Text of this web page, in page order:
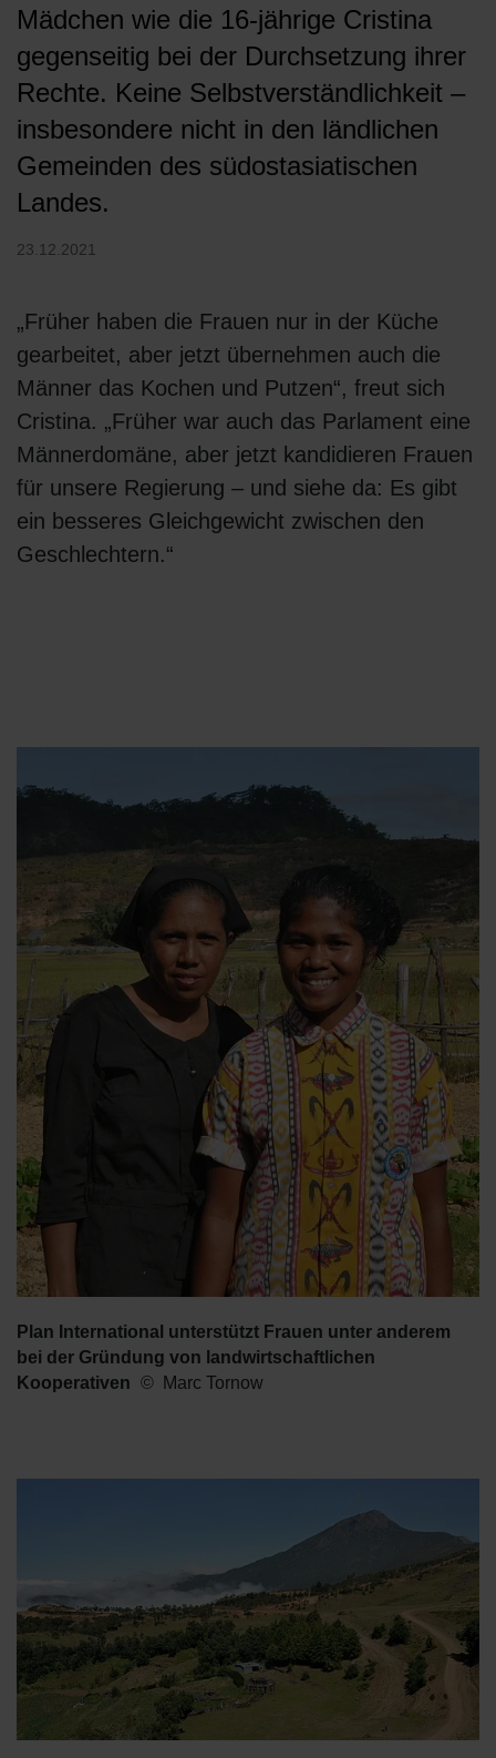
Mädchen wie die 16-jährige Cristina
gegenseitig bei der Durchsetzung ihrer
Rechte. Keine Selbstverständlichkeit –
insbesondere nicht in den ländlichen
Gemeinden des südostasiatischen
Landes.
23.12.2021
„Früher haben die Frauen nur in der Küche
gearbeitet, aber jetzt übernehmen auch die
Männer das Kochen und Putzen“, freut sich
Cristina. „Früher war auch das Parlament eine
Männerdomäne, aber jetzt kandidieren Frauen
für unsere Regierung – und siehe da: Es gibt
ein besseres Gleichgewicht zwischen den
Geschlechtern.“
Plan International unterstützt Frauen unter anderem
bei der Gründung von landwirtschaftlichen
Kooperativen
Marc Tornow